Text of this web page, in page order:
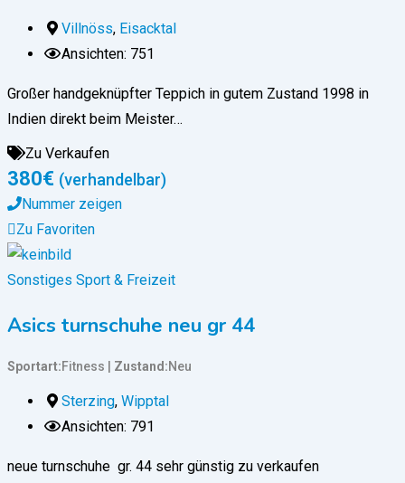
Villnöss, Eisacktal
Ansichten: 751
Großer handgeknüpfter Teppich in gutem Zustand 1998 in
Indien direkt beim Meister…
Zu Verkaufen
380€ (verhandelbar)
Nummer zeigen
Zu Favoriten
Sonstiges Sport & Freizeit
Asics turnschuhe neu gr 44
Sportart Fitness Zustand Neu
Sterzing, Wipptal
Ansichten: 791
neue turnschuhe gr. 44 sehr günstig zu verkaufen